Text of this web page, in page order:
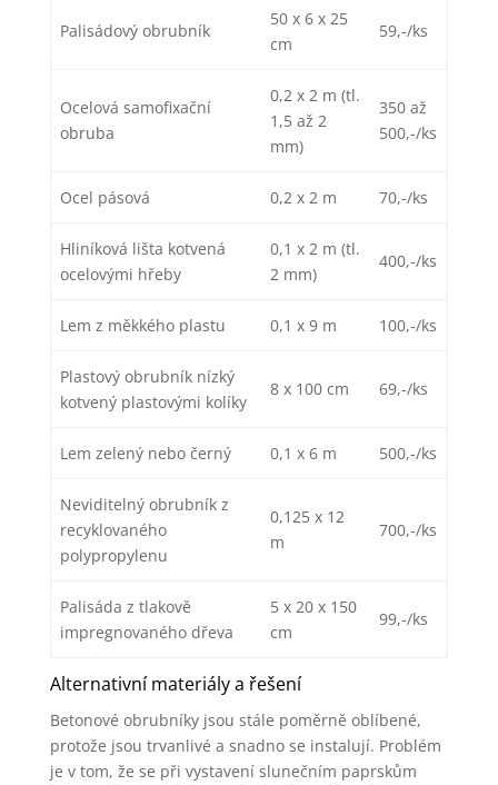
Palisádový obrubník
50 x 6 x 25
cm
59,-/ks
Ocelová samofixační
obruba
0,2 x 2 m (tl.
1,5 až 2
mm)
350 až
500,-/ks
Ocel pásová 0,2 x 2 m 70,-/ks
Hliníková lišta kotvená
ocelovými hřeby
0,1 x 2 m (tl.
2 mm)
400,-/ks
Lem z měkkého plastu 0,1 x 9 m 100,-/ks
Plastový obrubník nízký
kotvený plastovými kolíky
8 x 100 cm 69,-/ks
Lem zelený nebo černý 0,1 x 6 m 500,-/ks
Neviditelný obrubník z
recyklovaného
polypropylenu
0,125 x 12
m
700,-/ks
Palisáda z tlakově
impregnovaného dřeva
5 x 20 x 150
cm
99,-/ks
Alternativní materiály a řešení
Betonové obrubníky jsou stále poměrně oblíbené,
protože jsou trvanlivé a snadno se instalují. Problém
je v tom, že se při vystavení slunečním paprskům